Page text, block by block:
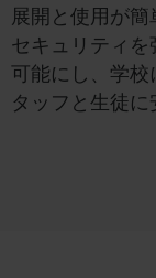
展開と使用が
セキュリティ
可能にし、学
タッフと生徒に